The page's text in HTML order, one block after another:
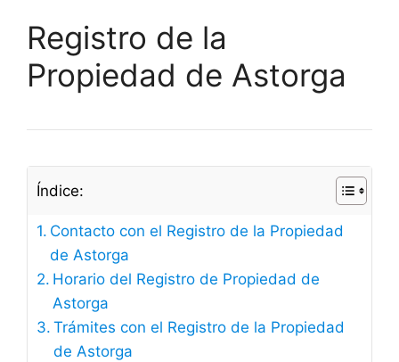
Registro de la
Propiedad de Astorga
Índice:
Contacto con el Registro de la Propiedad
de Astorga
Horario del Registro de Propiedad de
Astorga
Trámites con el Registro de la Propiedad
de Astorga